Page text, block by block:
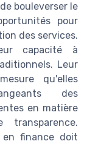
bouleverser le
pour
des services.
capacité à
Leur
qu'elles
des
en matière
en finance doit